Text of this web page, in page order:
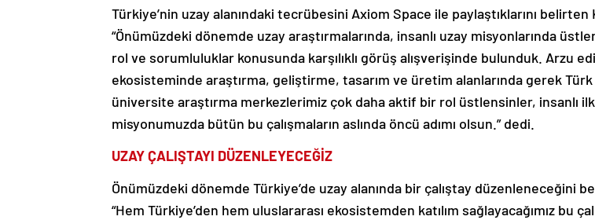
Türkiye’nin uzay alanındaki tecrübesini Axiom Space ile paylaştıklarını belirten
“Önümüzdeki dönemde uzay araştırmalarında, insanlı uzay misyonlarında
rol ve sorumluluklar konusunda karşılıklı görüş alışverişinde bulunduk. Arzu
ekosisteminde araştırma, geliştirme, tasarım ve üretim alanlarında gerek
üniversite araştırma merkezlerimiz çok daha aktif bir rol üstlensinler, insanlı
misyonumuzda bütün bu çalışmaların aslında öncü adımı olsun.” dedi.
UZAY ÇALIŞTAYI DÜZENLEYECEĞİZ
Önümüzdeki dönemde Türkiye’de uzay alanında bir çalıştay düzenleneceğini
“Hem Türkiye’den hem uluslararası ekosistemden katılım sağlayacağımız bu